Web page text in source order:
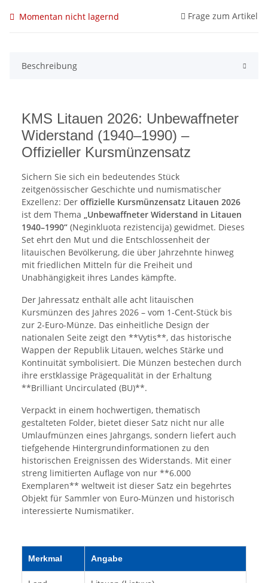
Momentan nicht lagernd Frage zum Artikel
Beschreibung
KMS Litauen 2026: Unbewaffneter
Widerstand (1940–1990) –
Offizieller Kursmünzensatz
Sichern Sie sich ein bedeutendes Stück
zeitgenössischer Geschichte und numismatischer
Exzellenz: Der offizielle Kursmünzensatz Litauen 2026
ist dem Thema „Unbewaffneter Widerstand in Litauen
1940–1990“ (Neginkluota rezistencija) gewidmet. Dieses
Set ehrt den Mut und die Entschlossenheit der
litauischen Bevölkerung, die über Jahrzehnte hinweg
mit friedlichen Mitteln für die Freiheit und
Unabhängigkeit ihres Landes kämpfte.
Der Jahressatz enthält alle acht litauischen
Kursmünzen des Jahres 2026 – vom 1-Cent-Stück bis
zur 2-Euro-Münze. Das einheitliche Design der
nationalen Seite zeigt den **Vytis**, das historische
Wappen der Republik Litauen, welches Stärke und
Kontinuität symbolisiert. Die Münzen bestechen durch
ihre erstklassige Prägequalität in der Erhaltung
**Brilliant Uncirculated (BU)**.
Verpackt in einem hochwertigen, thematisch
gestalteten Folder, bietet dieser Satz nicht nur alle
Umlaufmünzen eines Jahrgangs, sondern liefert auch
tiefgehende Hintergrundinformationen zu den
historischen Ereignissen des Widerstands. Mit einer
streng limitierten Auflage von nur **6.000
Exemplaren** weltweit ist dieser Satz ein begehrtes
Objekt für Sammler von Euro-Münzen und historisch
interessierte Numismatiker.
Merkmal Angabe